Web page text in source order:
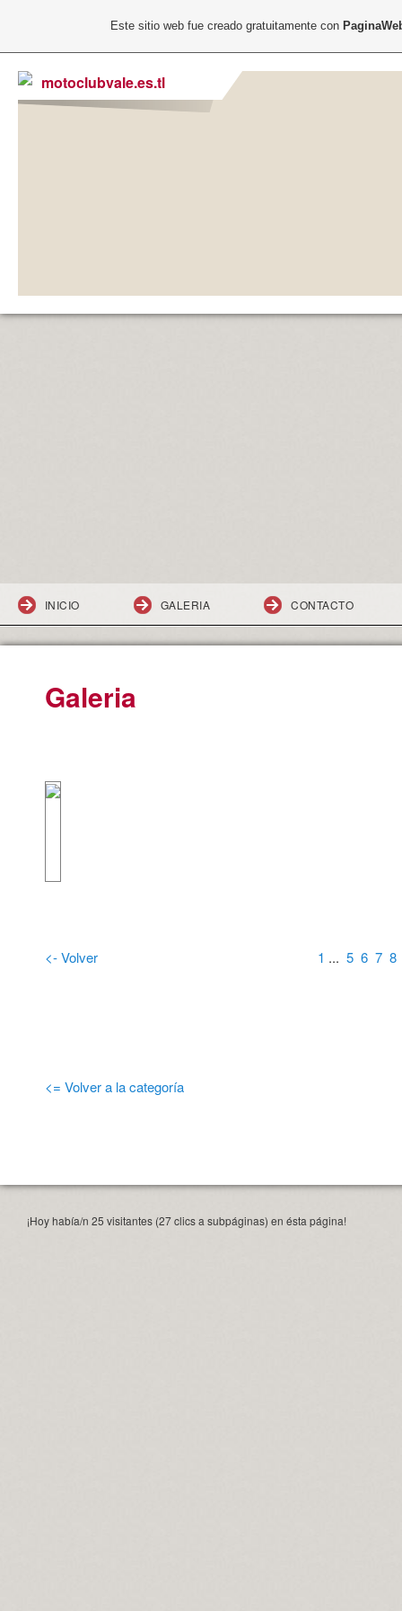
motoclubvale.es.tl
INICIO GALERIA CONTACTO
Galeria
<- Volver 1 ... 5 6 7 8
<= Volver a la categoría
¡Hoy había/n 25 visitantes (27 clics a subpáginas) en ésta página!
Este sitio web fue creado gratuitamente con